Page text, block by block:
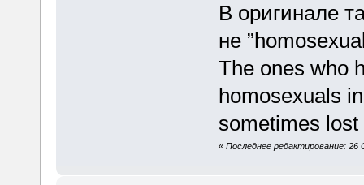
В оригинале
не
The ones who
homosexuals
sometimes
« Последнее редактирование: 26